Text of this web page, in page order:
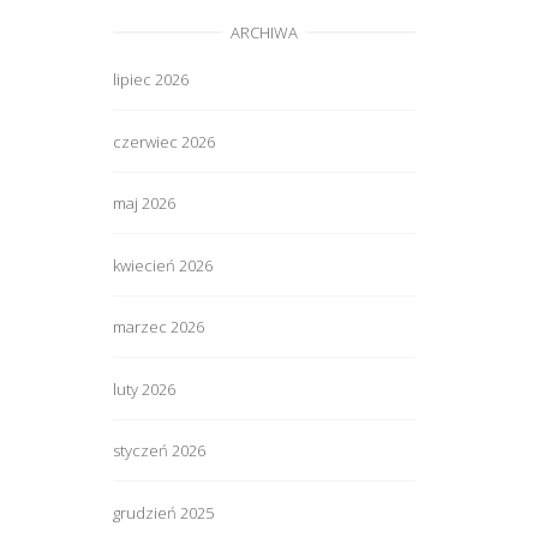
ARCHIWA
lipiec 2026
czerwiec 2026
maj 2026
kwiecień 2026
marzec 2026
luty 2026
styczeń 2026
grudzień 2025